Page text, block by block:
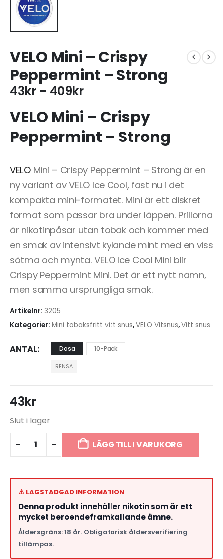
VELO Mini – Crispy
Peppermint – Strong
43kr – 409kr
VELO Mini – Crispy
Peppermint – Strong
VELOMini – Crispy Peppermint – Strong är en
ny variant av VELO Ice Cool, fast nu i det
kompakta mini-formatet. Mini är ett diskret
format som passar bra under läppen. Prillorna
är nikotinpåsar utan tobak och kommer med
en smak av intensivt kylande mint med en viss
sötma och mynta. VELO Ice Cool Mini blir
Crispy Peppermint Mini. Det är ett nytt namn,
men samma ursprungliga smak.
Artikelnr: 3205
Kategorier: Mini tobaksfritt vitt snus,VELO Vitsnus,Vitt snus
ANTAL Dosa 10-Pack
RENSA
43kr
Slut i lager
LÄGG TILL I VARUKORG
⚠️ LAGSTADGAD INFORMATION
Denna produkt innehåller nikotin som är ett
mycket beroendeframkallande ämne.
Åldersgräns: 18 år. Obligatorisk åldersverifiering
tillämpas.